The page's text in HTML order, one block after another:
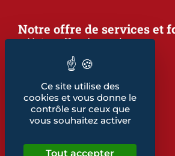
Notre offre de services et
Notre offre de services
Notre offre de formation
Notre dépliant formation
Les indicateurs
Nos publications
Notre glossaire
Ce site utilise des
cookies et vous donne le
contrôle sur ceux que
vous souhaitez activer
Tout accepter